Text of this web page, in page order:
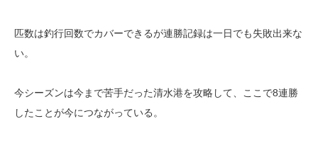
匹数は釣行回数でカバーできるが連勝記録は一日でも失敗出来な
い。
今シーズンは今まで苦手だった清水港を攻略して、ここで8連勝
したことが今につながっている。